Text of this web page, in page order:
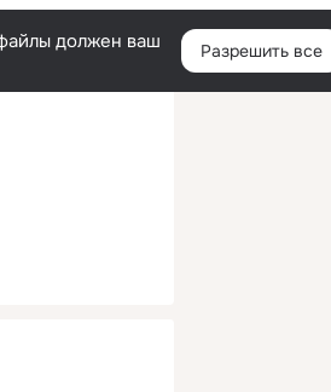
Войти
должен ваш Разрешить все